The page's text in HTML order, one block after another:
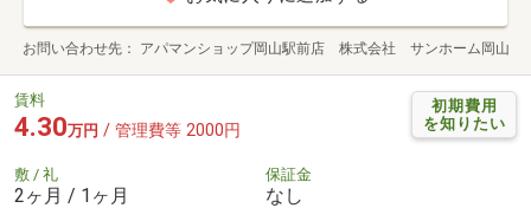
お問い合わせ先 アパマンショップ岡山駅前店 株式会社 サンホーム岡山
初期費用
を知りたい
賃料
4.30万円 / 管理費等 2000円
敷 / 礼
2ヶ月 / 1ヶ月
保証金
なし